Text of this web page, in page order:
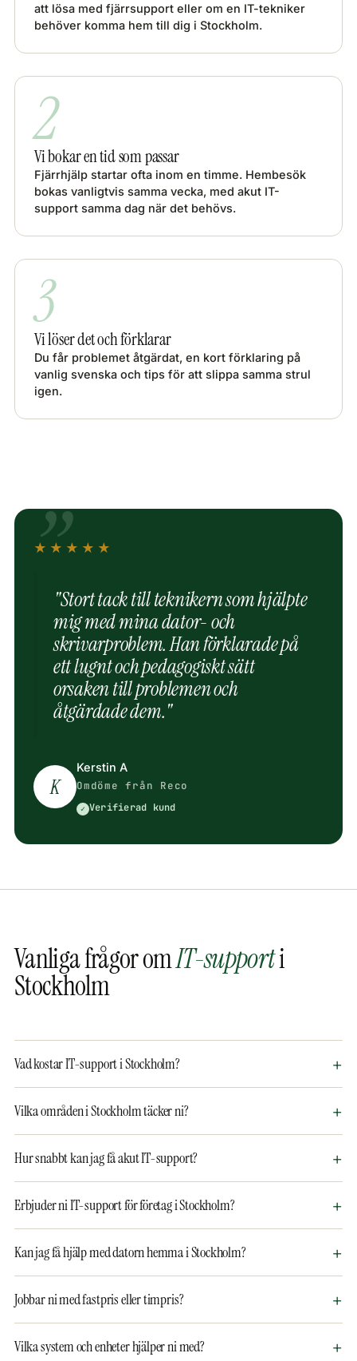
att lösa med fjärrsupport eller om en IT-tekniker
behöver komma hem till dig i Stockholm.
2
Vi bokar en tid som passar
Fjärrhjälp startar ofta inom en timme. Hembesök
bokas vanligtvis samma vecka, med akut IT-
support samma dag när det behövs.
3
Vi löser det och förklarar
Du får problemet åtgärdat, en kort förklaring på
vanlig svenska och tips för att slippa samma strul
igen.
★★★★★
"Stort tack till teknikern som hjälpte
mig med mina dator- och
skrivarproblem. Han förklarade på
ett lugnt och pedagogiskt sätt
orsaken till problemen och
åtgärdade dem."
K
Kerstin A
Omdöme från Reco
✓ Verifierad kund
Vanliga frågor omIT-supporti
Stockholm
Vad kostar IT-support i Stockholm?
Vilka områden i Stockholm täcker ni?
Hur snabbt kan jag få akut IT-support?
Erbjuder ni IT-support för företag i Stockholm?
Kan jag få hjälp med datorn hemma i Stockholm?
Jobbar ni med fastpris eller timpris?
Vilka system och enheter hjälper ni med?